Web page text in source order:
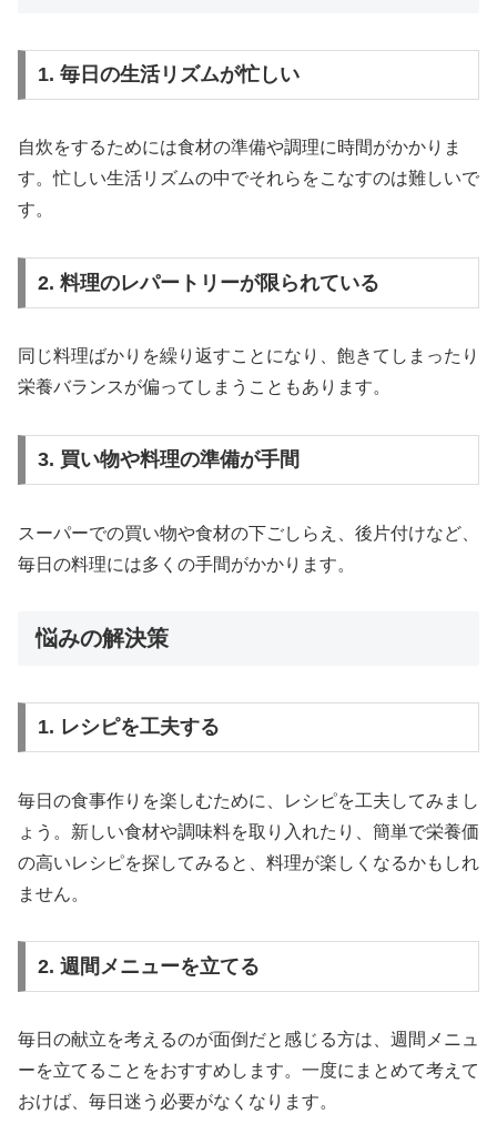
1. 毎日の生活リズムが忙しい
自炊をするためには食材の準備や調理に時間がかかりま
す。忙しい生活リズムの中でそれらをこなすのは難しいで
す。
2. 料理のレパートリーが限られている
同じ料理ばかりを繰り返すことになり、飽きてしまったり
栄養バランスが偏ってしまうこともあります。
3. 買い物や料理の準備が手間
スーパーでの買い物や食材の下ごしらえ、後片付けなど、
毎日の料理には多くの手間がかかります。
悩みの解決策
1. レシピを工夫する
毎日の食事作りを楽しむために、レシピを工夫してみまし
ょう。新しい食材や調味料を取り入れたり、簡単で栄養価
の高いレシピを探してみると、料理が楽しくなるかもしれ
ません。
2. 週間メニューを立てる
毎日の献立を考えるのが面倒だと感じる方は、週間メニュ
ーを立てることをおすすめします。一度にまとめて考えて
おけば、毎日迷う必要がなくなります。